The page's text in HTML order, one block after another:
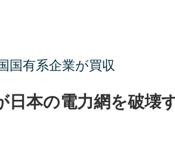
国有系企業が買収
日本の電力網を破壊